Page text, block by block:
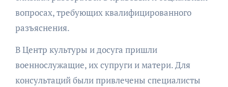
вопросах, требующих квалифицированного
разъяснения.
В Центр культуры и досуга пришли
военнослужащие, их супруги и матери. Для
консультаций были привлечены специалисты